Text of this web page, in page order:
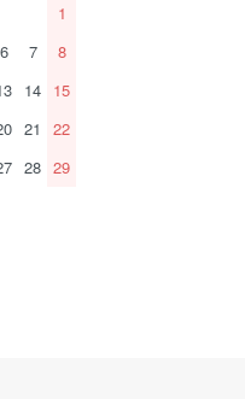
1
6 7
8
14 15
21
22
28 29